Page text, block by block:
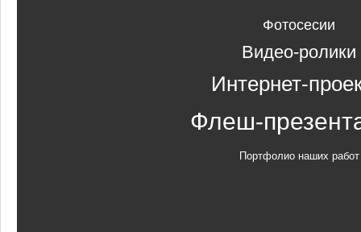
Фотосесии
Видео-ролики
Интернет-
Флеш-
Портфолио наших работ